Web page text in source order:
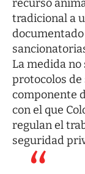
recurso
tradicional a
La medida
protocolos
componente
con el que
regulan el
seguridad